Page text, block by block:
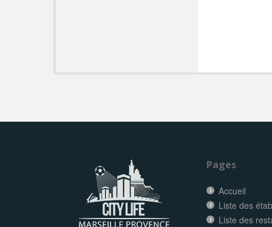
Pages
Accueil
Liste des
Liste des